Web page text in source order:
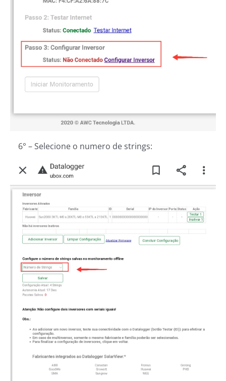
6° – Selecione o numero de strings: